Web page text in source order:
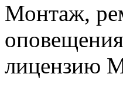
Монтаж,
лицензию